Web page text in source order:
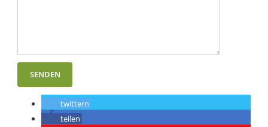
twittern
teilen